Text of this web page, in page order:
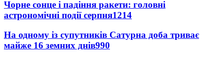
Чорне сонце і падіння ракети: головні
астрономічні події серпня1214
На одному із супутників Сатурна доба триває
майже 16 земних днів990